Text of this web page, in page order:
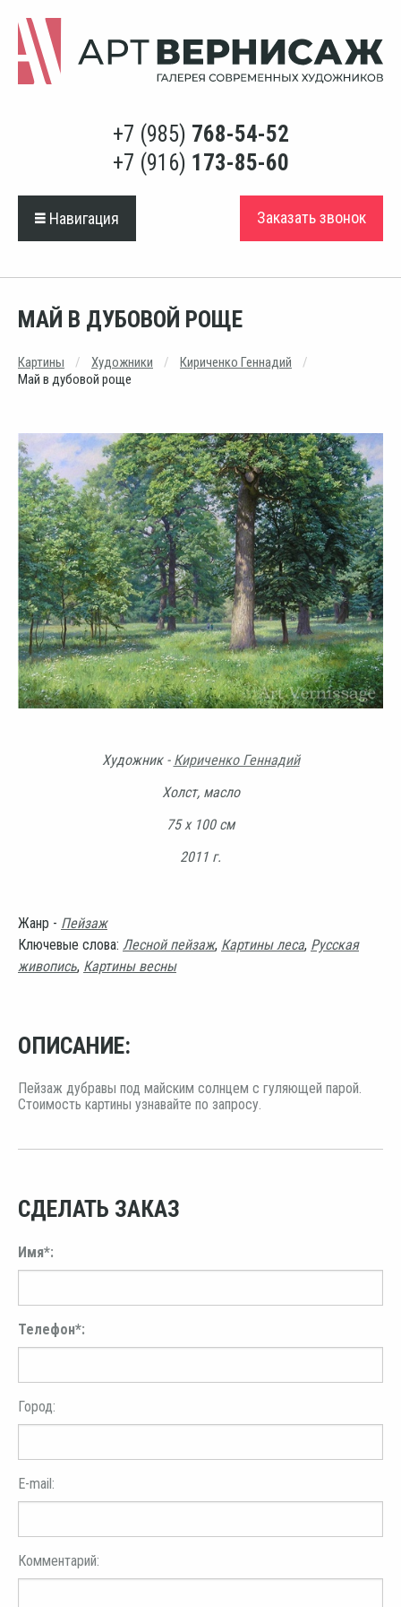
+7 (985) 768-54-52
+7 (916) 173-85-60
Навигация Заказать звонок
МАЙ В ДУБОВОЙ РОЩЕ
Картины Художники
Кириченко Геннадий
Май в дубовой роще
Художник - Кириченко Геннадий
Холст, масло
75 х 100 см
2011 г.
Жанр - Пейзаж
Ключевые слова: Лесной пейзаж, Картины леса, Русская
живопись, Картины весны
ОПИСАНИЕ:
Пейзаж дубравы под майским солнцем с гуляющей парой.
Стоимость картины узнавайте по запросу.
СДЕЛАТЬ ЗАКАЗ
Имя*:
Телефон*:
Город:
E-mail:
Комментарий: